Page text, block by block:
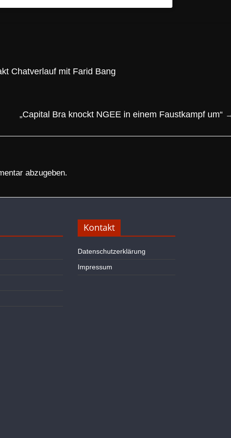
Chatverlauf mit Farid Bang
„Capital Bra knockt NGEE in einem Faustkampf um“
abzugeben.
Kontakt
Datenschutzerklärung
Impressum